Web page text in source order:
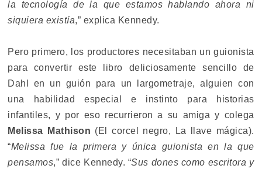
la tecnología de la que estamos hablando ahora ni
siquiera existía,” explica Kennedy.
Pero primero, los productores necesitaban un guionista
para convertir este libro deliciosamente sencillo de
Dahl en un guión para un largometraje, alguien con
una habilidad especial e instinto para historias
infantiles, y por eso recurrieron a su amiga y colega
Melissa Mathison (El corcel negro, La llave mágica).
“Melissa fue la primera y única guionista en la que
pensamos,” dice Kennedy. “Sus dones como escritora y